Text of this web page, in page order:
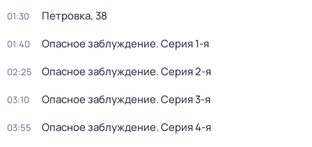
01:30 Петровка, 38
01:40 Опасное заблуждение. Серия 1-я
02:25 Опасное заблуждение. Серия 2-я
03:10 Опасное заблуждение. Серия 3-я
03:55 Опасное заблуждение. Серия 4-я